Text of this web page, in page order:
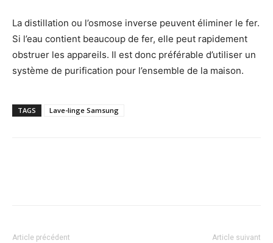
La distillation ou l’osmose inverse peuvent éliminer le fer.
Si l’eau contient beaucoup de fer, elle peut rapidement
obstruer les appareils. Il est donc préférable d’utiliser un
système de purification pour l’ensemble de la maison.
TAGS Lave-linge Samsung
Article précédent Article suivant